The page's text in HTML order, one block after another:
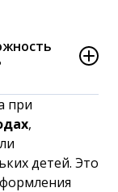
при
,
детей. Это